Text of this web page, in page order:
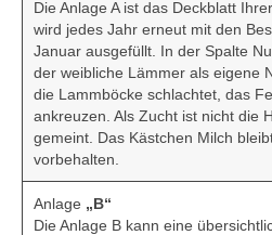
Die Anlage A ist das Deckblatt
wird jedes Jahr erneut mit den
Januar ausgefüllt. In der Spalte
der weibliche Lämmer als eigene
die Lammböcke schlachtet, das
ankreuzen. Als Zucht ist nicht die
gemeint. Das Kästchen Milch
vorbehalten.
Anlage „B“
Die Anlage B kann eine